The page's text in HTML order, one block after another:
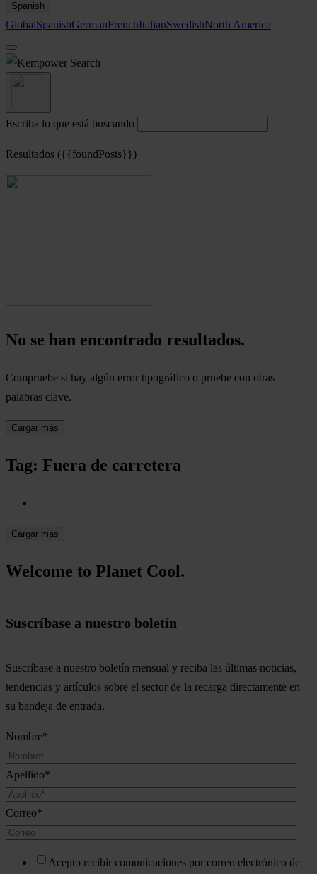
Spanish
GlobalSpanishGermanFrenchItalianSwedishNorth America
Search
Escriba lo que está buscando
Resultados ({{foundPosts}})
No se han encontrado resultados.
Compruebe si hay algún error tipográfico o pruebe con otras
palabras clave.
Cargar más
Tag: Fuera de carretera
Cargar más
Welcome to Planet Cool.
Suscríbase a nuestro boletín
Suscríbase a nuestro boletín mensual y reciba las últimas noticias,
tendencias y artículos sobre el sector de la recarga directamente en
su bandeja de entrada.
Nombre*
Apellido*
Correo*
Acepto recibir comunicaciones por correo electrónico de